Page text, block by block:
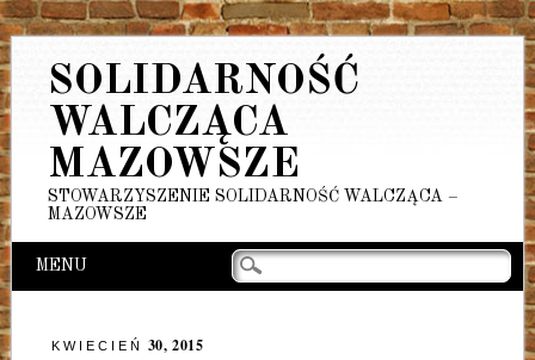
SOLIDARNOŚĆ
WALCZĄCA
MAZOWSZE
STOWARZYSZENIE SOLIDARNOŚĆ WALCZĄCA –
MAZOWSZE
Main menu
Skip
to
content
MENU
KWIECIEŃ 30, 2015